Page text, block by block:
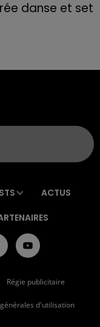
danse et set
ACTUS
Régie publicitaire
d'utilisation